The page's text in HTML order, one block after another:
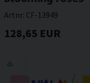
Artnr: CF-13949
128,65 EUR